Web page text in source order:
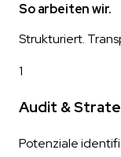
So arbeiten wir.
Strukturiert.
1
Audit &
Potenziale